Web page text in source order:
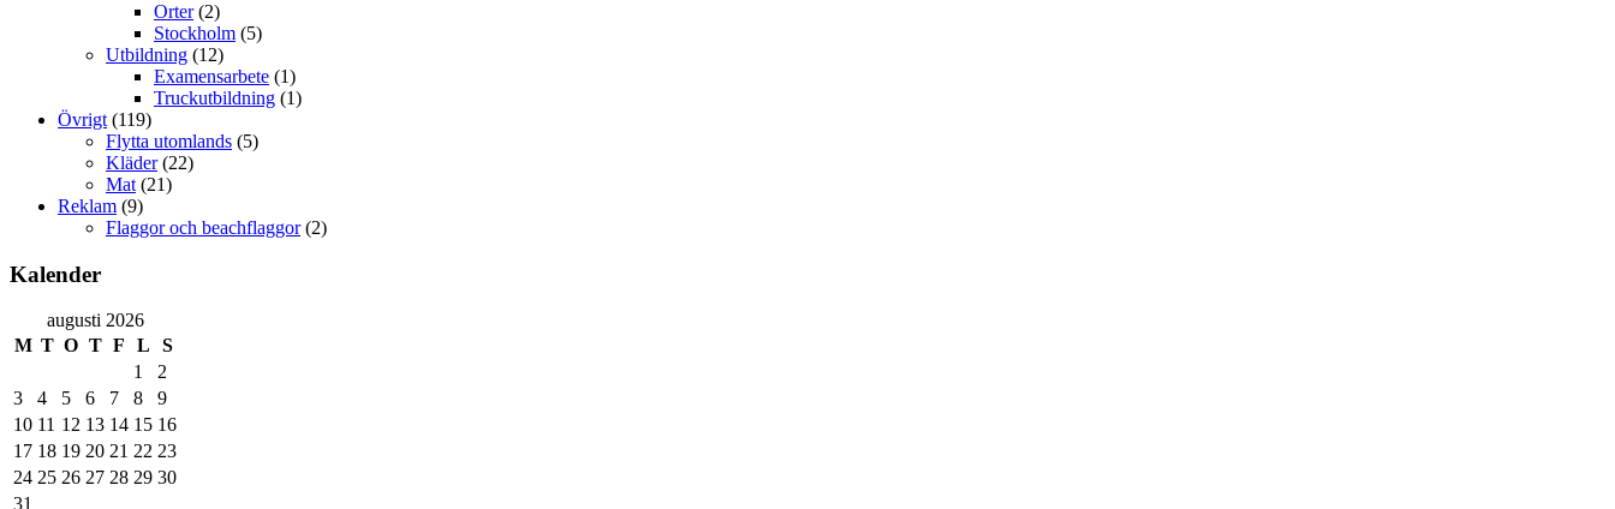
Orter(2)
Stockholm (5)
Utbildning (12)
Examensarbete (1)
Truckutbildning (1)
Övrigt (119)
Flytta utomlands (5)
Kläder(22)
Mat (21)
Reklam (9)
Flaggor och beachflaggor(2)
Kalender
augusti 2026
M T O T F L
S
1
2
3
4 5 6 7 8
9
10 11 12 13 14 15 16
17 18 19 20 21 22 23
24 25 26 27 28 29 30
31